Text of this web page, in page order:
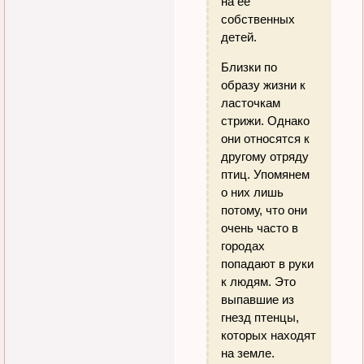
собственных
детей.
Близки по
образу жизни к
ласточкам
стрижи. Однако
они относятся к
другому отряду
птиц. Упомянем
о них лишь
потому, что они
очень часто в
городах
попадают в руки
к людям. Это
выпавшие из
гнезд птенцы,
которых находят
на земле.